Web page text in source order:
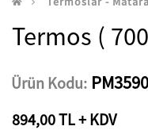
Termos (
Ürün Kodu: PM3590
894,00 TL + KDV